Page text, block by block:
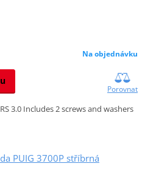
Na objednávku
Porovnat
3.0 Includes 2 screws and washers
PUIG 3700P stříbrná